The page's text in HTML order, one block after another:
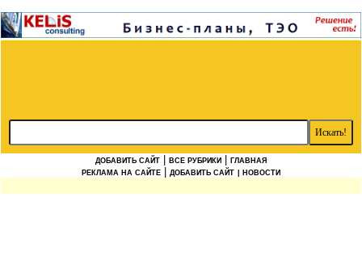
ДОБАВИТЬ САЙТ ВСЕ РУБРИКИ
ГЛАВНАЯ
РЕКЛАМА НА САЙТЕ
ДОБАВИТЬ САЙТ | НОВОСТИ